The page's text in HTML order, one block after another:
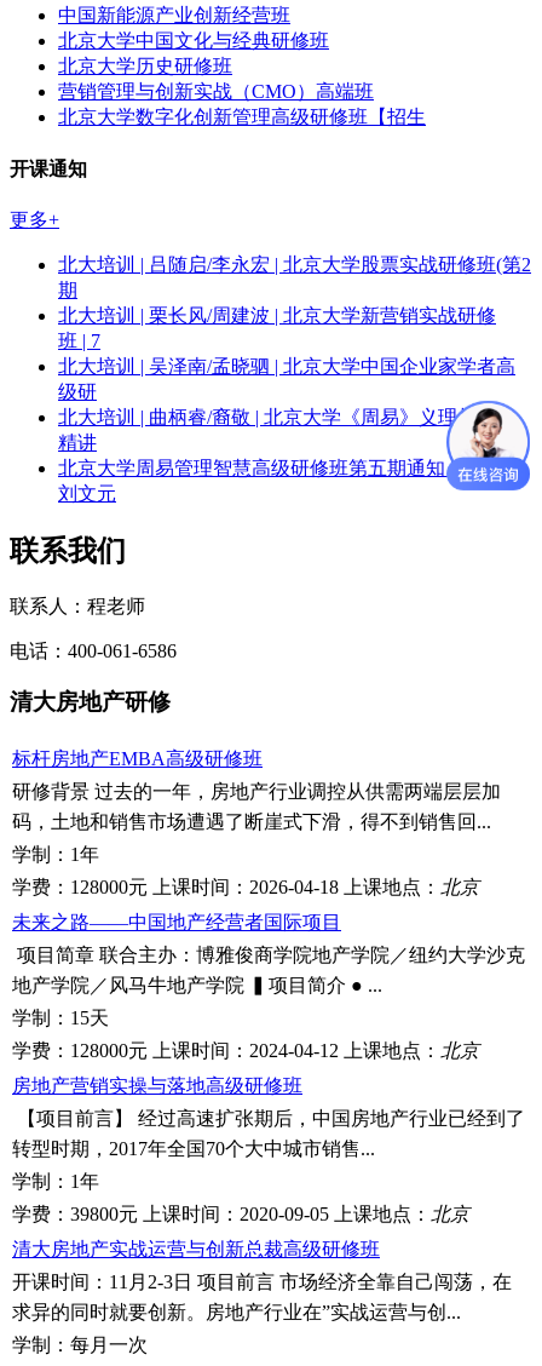
中国新能源产业创新经营班
北京大学中国文化与经典研修班
北京大学历史研修班
营销管理与创新实战（CMO）高端班
北京大学数字化创新管理高级研修班【招生
开课通知
更多+
北大培训 | 吕随启/李永宏 | 北京大学股票实战研修班(第2
期
北大培训 | 栗长风/周建波 | 北京大学新营销实战研修
班 | 7
北大培训 | 吴泽南/孟晓驷 | 北京大学中国企业家学者高
级研
北大培训 | 曲柄睿/裔敬 | 北京大学《周易》义理与象数
精讲
北京大学周易管理智慧高级研修班第五期通知 | 李中华/
刘文元
联系我们
联系人：程老师
电话：400-061-6586
清大房地产研修
标杆房地产EMBA高级研修班
研修背景 过去的一年，房地产行业调控从供需两端层层加
码，土地和销售市场遭遇了断崖式下滑，得不到销售回...
学制： 1年
学费： 128000元 上课时间： 2026-04-18 上课地点： 北京
未来之路——中国地产经营者国际项目
项目简章 联合主办：博雅俊商学院地产学院／纽约大学沙克
地产学院／风马牛地产学院 ▍项目简介 ● ...
学制： 15天
学费： 128000元 上课时间： 2024-04-12 上课地点： 北京
房地产营销实操与落地高级研修班
【项目前言】 经过高速扩张期后，中国房地产行业已经到了
转型时期，2017年全国70个大中城市销售...
学制： 1年
学费： 39800元 上课时间： 2020-09-05 上课地点： 北京
清大房地产实战运营与创新总裁高级研修班
开课时间：11月2-3日 项目前言 市场经济全靠自己闯荡，在
求异的同时就要创新。房地产行业在”实战运营与创...
学制： 每月一次